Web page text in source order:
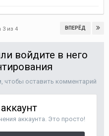
ВПЕРЁД
3 из 4
войдите в него
оставить комментарий
аккаунта. Это просто!